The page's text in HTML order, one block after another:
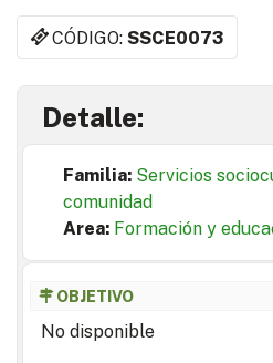
CÓDIGO:SSCE0073
Detalle:
Familia: Servicios
comunidad
Area: Formación y
OBJETIVO
No disponible